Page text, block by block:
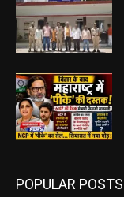
POPULAR POSTS